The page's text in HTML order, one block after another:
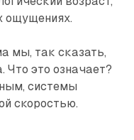
ощущениях.
мы, так сказать,
Что это означает?
системы
скоростью.